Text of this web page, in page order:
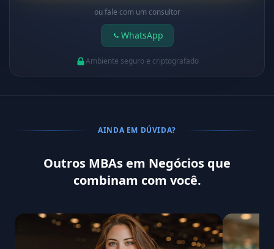
ou fale com um consultor
WhatsApp
Ambiente seguro e criptografado
AINDA EM DÚVIDA?
Outros MBAs em Negócios que
combinam com você.